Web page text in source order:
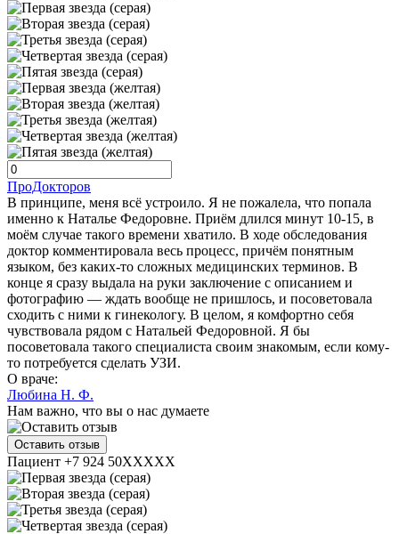
ПроДокторов
В принципе, меня всё устроило. Я не пожалела, что попала
именно к Наталье Федоровне. Приём длился минут 10-15, в
моём случае такого времени хватило. В ходе обследования
доктор комментировала весь процесс, причём понятным
языком, без каких-то сложных медицинских терминов. В
конце я сразу выдала на руки заключение с описанием и
фотографию — ждать вообще не пришлось, и посоветовала
сходить с ними к гинекологу. В целом, я комфортно себя
чувствовала рядом с Натальей Федоровной. Я бы
посоветовала такого специалиста своим знакомым, если кому-
то потребуется сделать УЗИ.
О враче:
Любина Н. Ф.
Нам важно, что вы о нас думаете
Оставить отзыв
Пациент +7 924 50XXXXX